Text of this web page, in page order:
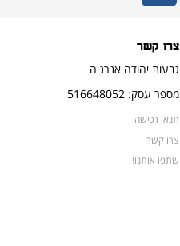
צרו קשר
גבעות יהודה אנרגיה
מספר עסק: 516648052
תנאי רכישה
צרו קשר
שתפו אותנו!